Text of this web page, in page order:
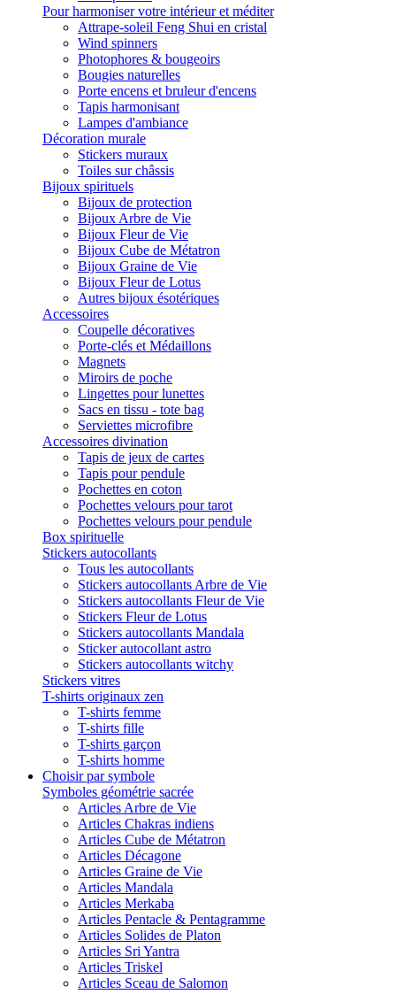
Pour harmoniser votre intérieur et méditer
Attrape-soleil Feng Shui en cristal
Wind spinners
Photophores & bougeoirs
Bougies naturelles
Porte encens et bruleur d'encens
Tapis harmonisant
Lampes d'ambiance
Décoration murale
Stickers muraux
Toiles sur châssis
Bijoux spirituels
Bijoux de protection
Bijoux Arbre de Vie
Bijoux Fleur de Vie
Bijoux Cube de Métatron
Bijoux Graine de Vie
Bijoux Fleur de Lotus
Autres bijoux ésotériques
Accessoires
Coupelle décoratives
Porte-clés et Médaillons
Magnets
Miroirs de poche
Lingettes pour lunettes
Sacs en tissu - tote bag
Serviettes microfibre
Accessoires divination
Tapis de jeux de cartes
Tapis pour pendule
Pochettes en coton
Pochettes velours pour tarot
Pochettes velours pour pendule
Box spirituelle
Stickers autocollants
Tous les autocollants
Stickers autocollants Arbre de Vie
Stickers autocollants Fleur de Vie
Stickers Fleur de Lotus
Stickers autocollants Mandala
Sticker autocollant astro
Stickers autocollants witchy
Stickers vitres
T-shirts originaux zen
T-shirts femme
T-shirts fille
T-shirts garçon
T-shirts homme
Choisir par symbole
Symboles géométrie sacrée
Articles Arbre de Vie
Articles Chakras indiens
Articles Cube de Métatron
Articles Décagone
Articles Graine de Vie
Articles Mandala
Articles Merkaba
Articles Pentacle & Pentagramme
Articles Solides de Platon
Articles Sri Yantra
Articles Triskel
Articles Sceau de Salomon